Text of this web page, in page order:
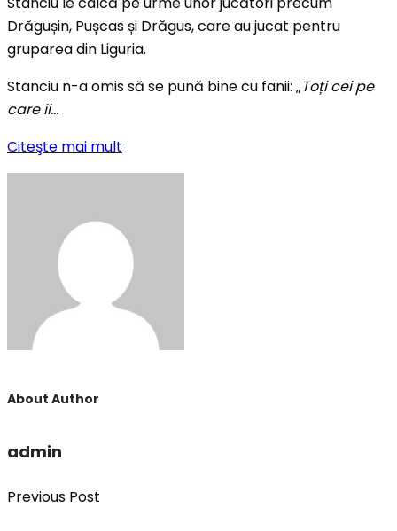
Drăgușin, Pușcas și Drăgus, care au jucat pentru
gruparea din Liguria.
Stanciu n-a omis să se pună bine cu fanii: „Toți cei pe
care îi…
Citeşte mai mult
About Author
admin
Previous Post